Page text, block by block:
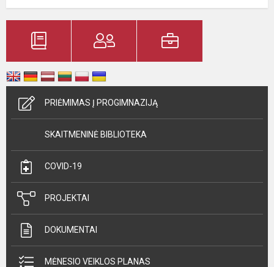
PRIĖMIMAS Į PROGIMNAZIJĄ
SKAITMENINĖ BIBLIOTEKA
COVID-19
PROJEKTAI
DOKUMENTAI
MĖNESIO VEIKLOS PLANAS